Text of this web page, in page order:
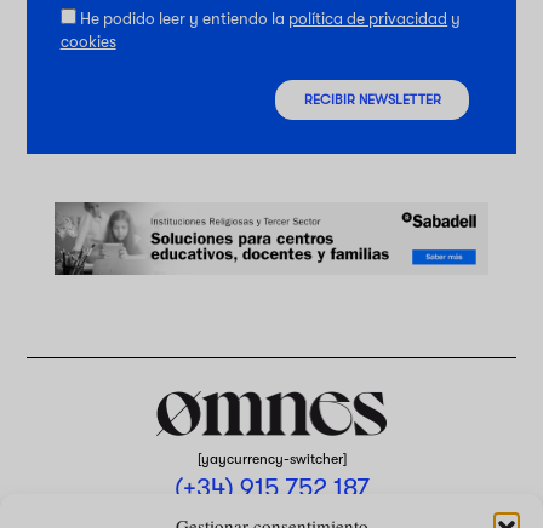
He podido leer y entiendo la política de privacidad y
cookies
RECIBIR NEWSLETTER
[yaycurrency-switcher]
(+34) 915 752 187